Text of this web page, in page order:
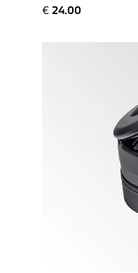
€ 24.00